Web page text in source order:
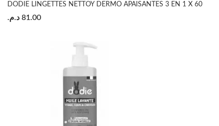
DODIE LINGETTES NETTOY DERMO APAISANTES 3 EN 1 X 60
81.00 د.م.